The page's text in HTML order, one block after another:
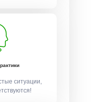
ситуации,